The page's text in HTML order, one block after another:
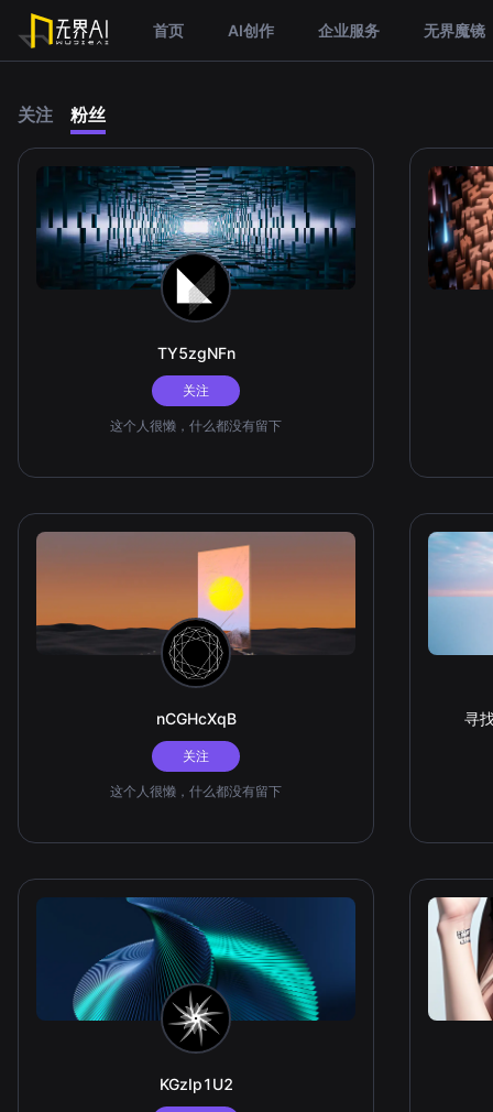
首页 AI创作 企业服务 无界魔镜
关注 粉丝
TY5zgNFn
关注
这个人很懒，什么都没有留下
nCGHcXqB
关注
这个人很懒，什么都没有留下
寻
KGzIp1U2